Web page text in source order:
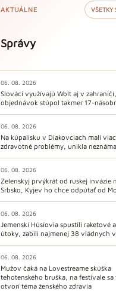
AKTUÁLNE VŠETKY
Správy
06. 08. 2026
Slováci využívajú Wolt aj v
objednávok stúpol takmer 17-
06. 08. 2026
Na kúpalisku v Diakovciach mali
zdravotné problémy, unikla
06. 08. 2026
Zelenskyj prvýkrát od ruskej invázie
Srbsko, Kyjev ho chce odpútať od
06. 08. 2026
Jemenskí Húsíovia spustili raketové
útoky, zabili najmenej 38 vládnych
06. 08. 2026
Mužov čaká na Lovestreame skúška
tehotenského bruška, na festivale sa
otvorí téma ženského zdravia